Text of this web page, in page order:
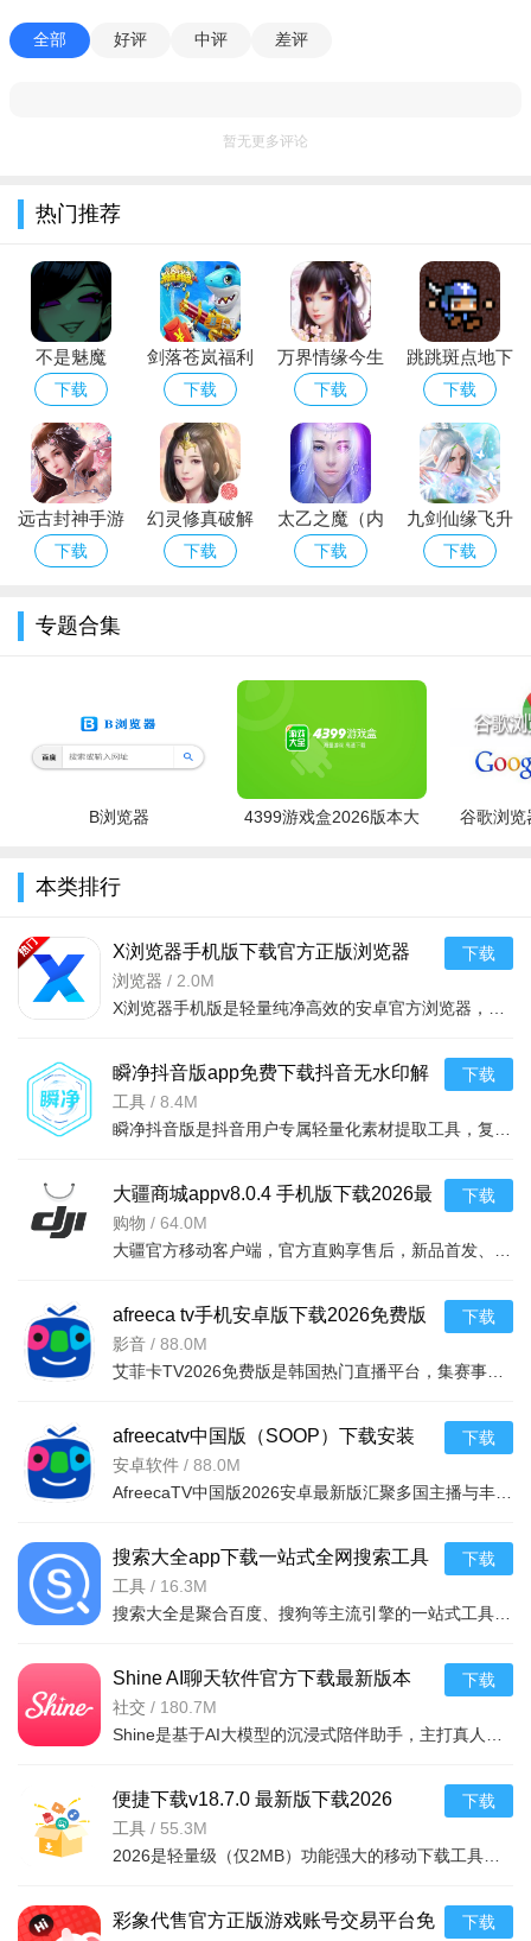
4、填写后，提交申请，根据提示授权，会弹出成功提示。
游戏特色
特色一：5v5!越塔强杀!超神!
策略搭配，组建最强阵容，默契配合极限666!
特色二：深渊大乱斗!随机英雄一路团战!
5V5大乱斗，即刻激情团战!随机盲选英雄，全团杀中路，冲
突一触即发!一条路，全神装，血战到底!
回，手脑配合，一战到底!人多，速来!
特色四：公平竞技!好玩不坑拼实力!
还你最初的游戏乐趣!
特色五：指尖超神!风骚走位秀操作!
出钻石操作!收割，连杀超神!
游戏介绍
moba手游大作! 作为MOBA类游戏，《王者荣耀》特色多多，在
同类的游戏中可谓是一枝独秀，艳压全场。5V5王者峡谷、5V5深
渊大乱斗、以及3V3、1V1等多样模式一键体验，海量英雄随心选
妙配合默契作战!10秒实时跨区匹配，与好友组队登顶最强王者!
操作简单易上手，一血、五杀、超神，极致还原经典体验!
1、《王者荣耀体验服》资格申请实时开放，大家可以随时申
得体验服的资格
3、请大家珍惜体验服的体验机会，本赛季开始会根据体验服
的表现进行对应正式服账号的奖惩！
全部 好评 中评 差评
暂无更多评论
热门推荐
不是魅魔
NOTA
Succubus汉
化下载安卓免
费版
下载
剑落苍岚福利
版
下载
万界情缘今生
来世内购破解
版
下载
跳跳斑点地下
城（无敌版）
下载
远古封神手游
（无限元宝
下载
幻灵修真破解
版
下载
太乙之魔（内
购破解版）
下载
九剑仙缘飞升
版
下载
专题合集
B浏览器
4399游戏盒2026版本大
谷歌浏览
本类排行
X浏览器手机版下载官方正版浏览器
v5.6.0安卓版
浏览器 / 2.0M
X浏览器手机版是轻量纯净高效的安卓官方浏览器，回归浏览本质。1M超小安装包，无冗余干扰与后台进程，运行流
下载
瞬净抖音版app免费下载抖音无水印解
析工具v1.0.3最新版
工具 / 8.4M
瞬净抖音版是抖音用户专属轻量化素材提取工具，复制链接一键解析保存无水印视频、图集及封面，画质无损。软
下载
大疆商城appv8.0.4 手机版下载2026最
新版
购物 / 64.0M
大疆官方移动客户端，官方直购享售后，新品首发、界面优化，支付安全返DJI币，视频快速了解产
下载
afreeca tv手机安卓版下载2026免费版
（艾菲卡TV）v8.27.1安卓最新版
影音 / 88.0M
艾菲卡TV2026免费版是韩国热门直播平台，集赛事影视于一体。亮点为高清低延迟直播与跨平台随拍随传，涵盖十
下载
afreecatv中国版（SOOP）下载安装
2026安卓最新版v8.27.1免费最新版
安卓软件 / 88.0M
AfreecaTV中国版2026安卓最新版汇聚多国主播与丰富直播影视资源，高清无广告播放及离线缓存确保流畅观看。新
下载
搜索大全app下载一站式全网搜索工具
v1.8.70安卓版
工具 / 16.3M
搜索大全是聚合百度、搜狗等主流引擎的一站式工具，可自由切换或并行搜索，信息更全面。支持语音/本地查找、
下载
Shine AI聊天软件官方下载最新版本
v1.2.5安卓版
社交 / 180.7M
Shine是基于AI大模型的沉浸式陪伴助手，主打真人自然对话与剧情化互动。支持多角色同台、分支剧情自定义，A
下载
便捷下载v18.7.0 最新版下载2026
工具 / 55.3M
2026是轻量级（仅2MB）功能强大的移动下载工具，支持微博、小红书等多平台，可下载图像、音频、视频
下载
彩象代售官方正版游戏账号交易平台免
下载